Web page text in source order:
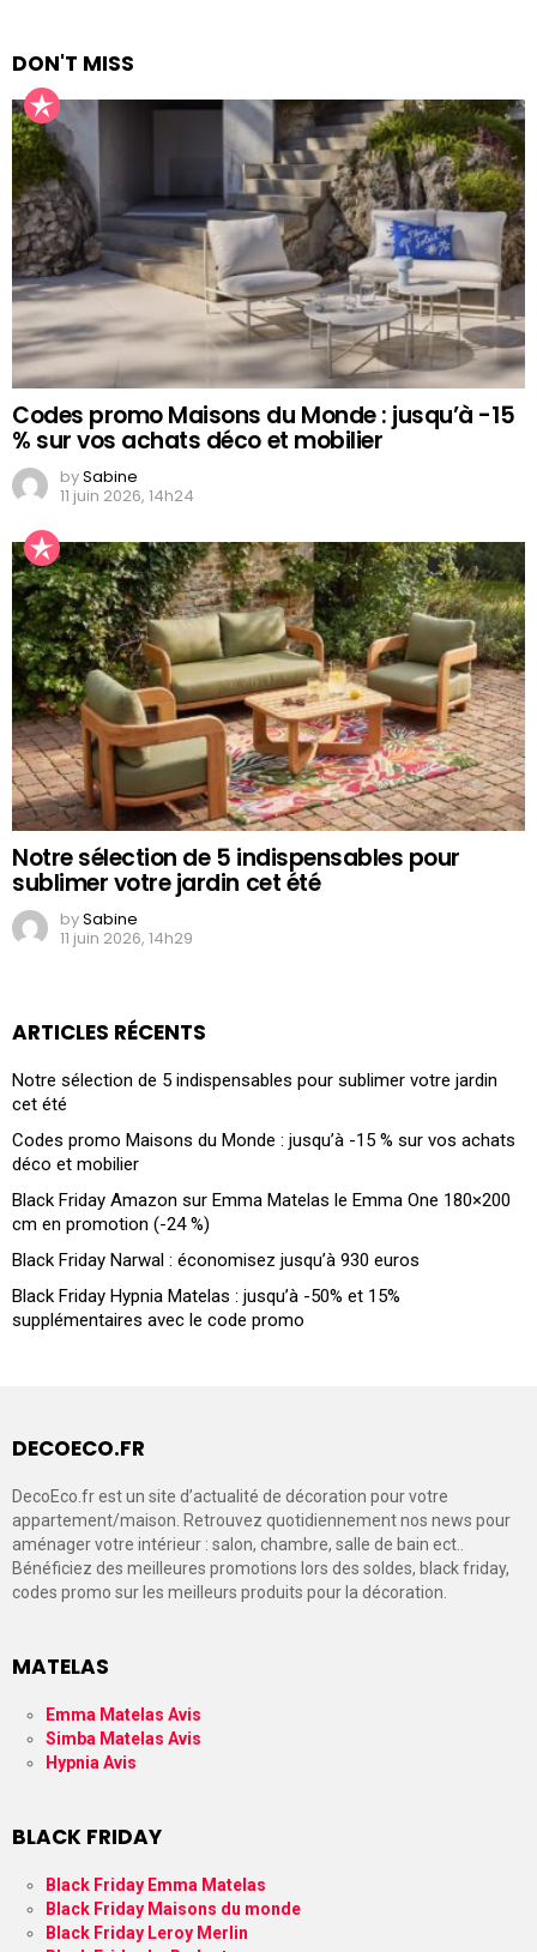
DON'T MISS
Codes promo Maisons du Monde : jusqu’à -15
% sur vos achats déco et mobilier
bySabine
11 juin 2026, 14h24
Notre sélection de 5 indispensables pour
sublimer votre jardin cet été
bySabine
11 juin 2026, 14h29
ARTICLES RÉCENTS
Notre sélection de 5 indispensables pour sublimer votre jardin
cet été
Codes promo Maisons du Monde : jusqu’à -15 % sur vos achats
déco et mobilier
Black Friday Amazon sur Emma Matelas le Emma One 180×200
cm en promotion (-24 %)
Black Friday Narwal : économisez jusqu’à 930 euros
Black Friday Hypnia Matelas : jusqu’à -50% et 15%
supplémentaires avec le code promo
DECOECO.FR
DecoEco.fr est un site d’actualité de décoration pour votre
appartement/maison. Retrouvez quotidiennement nos news pour
aménager votre intérieur : salon, chambre, salle de bain ect..
Bénéficiez des meilleures promotions lors des soldes, black friday,
codes promo sur les meilleurs produits pour la décoration.
MATELAS
Emma Matelas Avis
Simba Matelas Avis
Hypnia Avis
BLACK FRIDAY
Black Friday Emma Matelas
Black Friday Maisons du monde
Black Friday Leroy Merlin